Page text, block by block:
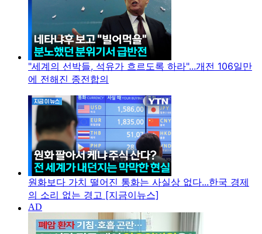
"세계의 선박들, 석유가 흐르도록 하라"...개전 106일만
에 전해진 종전합의
원화보다 가치 떨어진 통화는 사실상 없다...한국 경제
의 소리 없는 경고 [지금이뉴스]